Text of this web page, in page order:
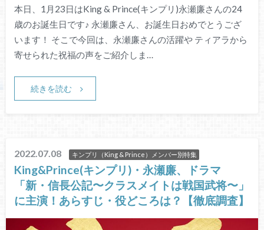
本日、1月23日はKing & Prince(キンプリ)永瀬廉さんの24
歳のお誕生日です♪ 永瀬廉さん、お誕生日おめでとうござ
います！ そこで今回は、永瀬廉さんの活躍や ティアラから
寄せられた祝福の声をご紹介しま…
続きを読む
2022.07.08 キンプリ（King & Prince）メンバー別特集
King&Prince(キンプリ)・永瀬廉、ドラマ
「新・信長公記〜クラスメイトは戦国武将〜」
に主演！あらすじ・役どころは？【徹底調査】